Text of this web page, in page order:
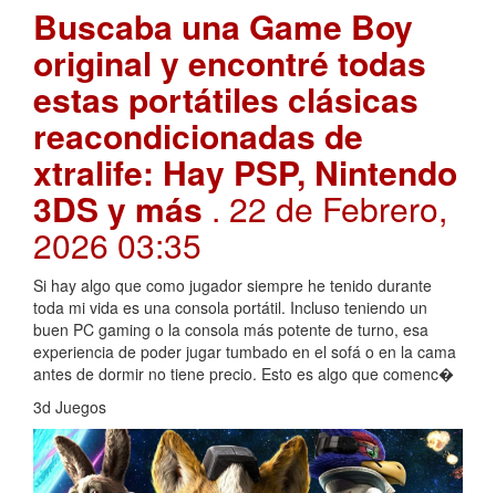
Buscaba una Game Boy
original y encontré todas
estas portátiles clásicas
reacondicionadas de
xtralife: Hay PSP, Nintendo
3DS y más. 22 de Febrero,
2026 03:35
Si hay algo que como jugador siempre he tenido durante
toda mi vida es una consola portátil. Incluso teniendo un
buen PC gaming o la consola más potente de turno, esa
experiencia de poder jugar tumbado en el sofá o en la cama
antes de dormir no tiene precio. Esto es algo que comenc�
3d Juegos